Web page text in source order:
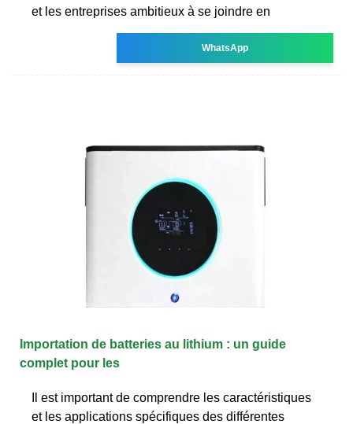
et les entreprises ambitieux à se joindre en
WhatsApp
Importation de batteries au lithium : un guide
complet pour les
Il est important de comprendre les caractéristiques
et les applications spécifiques des différentes